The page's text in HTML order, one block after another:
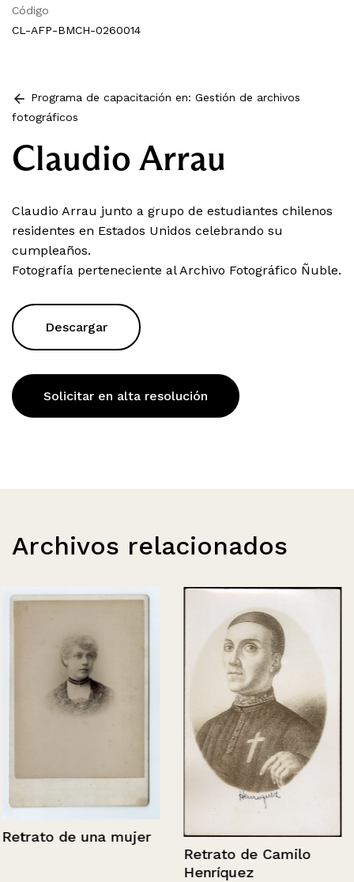
Código
CL-AFP-BMCH-0260014
Programa de capacitación en: Gestión de archivos
fotográficos
Claudio Arrau
Claudio Arrau junto a grupo de estudiantes chilenos
residentes en Estados Unidos celebrando su
cumpleaños.
Fotografía perteneciente al Archivo Fotográfico Ñuble.
Descargar
Solicitar en alta resolución
Archivos relacionados
Retrato de una mujer
Retrato de Camilo
Henríquez